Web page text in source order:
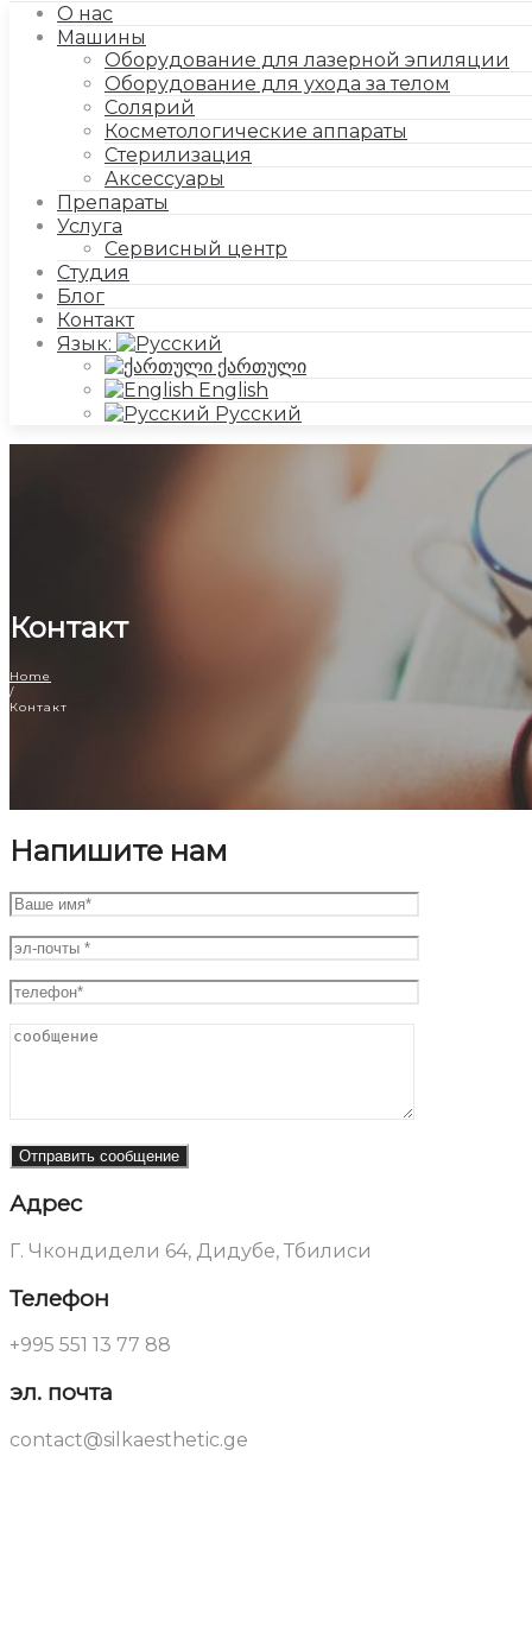
О нас
Машины
Оборудование для лазерной эпиляции
Оборудование для ухода за телом
Солярий
Косметологические аппараты
Стерилизация
Аксессуары
Препараты
Услуга
Сервисный центр
Студия
Блог
Контакт
Язык:
ქართული
English
Русский
Контакт
Home
/
Контакт
Напишите нам
Адрес
Г. Чкондидели 64, Дидубе, Тбилиси
Телефон
+995 551 13 77 88
эл. почта
contact@silkaesthetic.ge